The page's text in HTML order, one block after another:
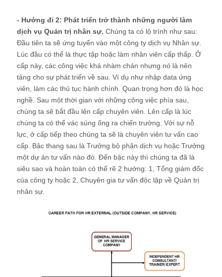
- Hướng đi 2: Phát triển trở thành những người làm
dịch vụ Quản trị nhân sự. Chúng ta có lộ trình như sau:
Đầu tiên ta sẽ ứng tuyển vào một công ty dịch vụ Nhân sự.
Lúc đầu có thể là thực tập hoặc làm nhân viên cấp thấp. Ở
cấp này, các công việc khá nhàm chán nhưng nó là nên
tảng cho sự phát triển về sau. Ví dụ như nhập data ứng
viên, làm các thủ tục hành chính. Quan trọng hơn đó là học
nghề. Sau một thời gian với những công việc phía sau,
chúng ta sẽ bắt đầu lên cấp chuyên viên. Lên cấp là lúc
chúng ta có thể vác súng ống ra chiến trường. Với sự nỗ
lực, ở cấp tiếp theo chúng ta sẽ là chuyên viên tư vấn cao
cấp. Bậc thang sau là Trưởng bộ phận dịch vụ hoặc Trưởng
một dự án tư vấn nào đó. Đến bậc này thì chúng ta đã là
siêu sao và hoàn toàn có thể rẽ 2 hướng: 1, Tổng giám đốc
của công ty hoặc 2, Chuyên gia tư vấn độc lập về Quản trị
nhân sự.